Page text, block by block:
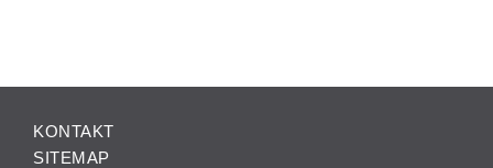
KONTAKT
SITEMAP